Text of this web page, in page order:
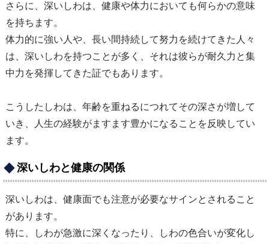
さらに、深いしわは、健康や体力においても何らかの意味
を持ちます。
体力的に強い人や、長い間持続して努力を続けてきた人々
は、深いしわを持つことが多く、それは彼らが耐久力と集
中力を発揮してきた証でもあります。
こうしたしわは、年齢を重ねるにつれてその深さが増して
いき、人生の経験がますます豊かになることを反映してい
ます。
深いしわと健康の関係
深いしわは、健康面でも注意が必要なサインとされること
があります。
特に、しわが急激に深くなったり、しわの色合いが変化し